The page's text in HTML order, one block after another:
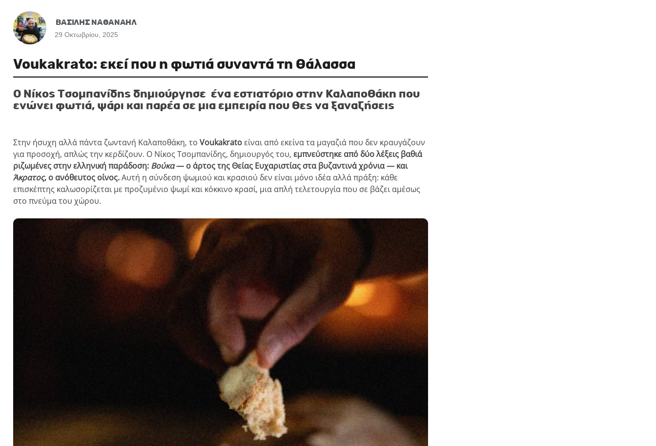
ΒΑΣΙΛΗΣ ΝΑΘΑΝΑΗΛ
29 Οκτωβρίου, 2025
Voukakrato: εκεί που η φωτιά συναντά τη θάλασσα
Ο Νίκος Τσομπανίδης δημιούργησε ένα εστιατόριο στην Καλαποθάκη που
ενώνει φωτιά, ψάρι και παρέα σε μια εμπειρία που θες να ξαναζήσεις
Στην ήσυχη αλλά πάντα ζωντανή Καλαποθάκη, το Voukakratoείναι από εκείνα τα μαγαζιά που δεν κραυγάζουν
για προσοχή, απλώς την κερδίζουν. Ο Νίκος Τσομπανίδης, δημιουργός του, εμπνεύστηκε από δύο λέξεις βαθιά
ριζωμένες στην ελληνική παράδοση: Βούκα— ο άρτος της Θείας Ευχαριστίας στα βυζαντινά χρόνια — και
Άκρατος, ο ανόθευτος οίνος.Αυτή η σύνδεση ψωμιού και κρασιού δεν είναι μόνο ιδέα αλλά πράξη: κάθε
επισκέπτης καλωσορίζεται με προζυμένιο ψωμί και κόκκινο κρασί, μια απλή τελετουργία που σε βάζει αμέσως
στο πνεύμα του χώρου.